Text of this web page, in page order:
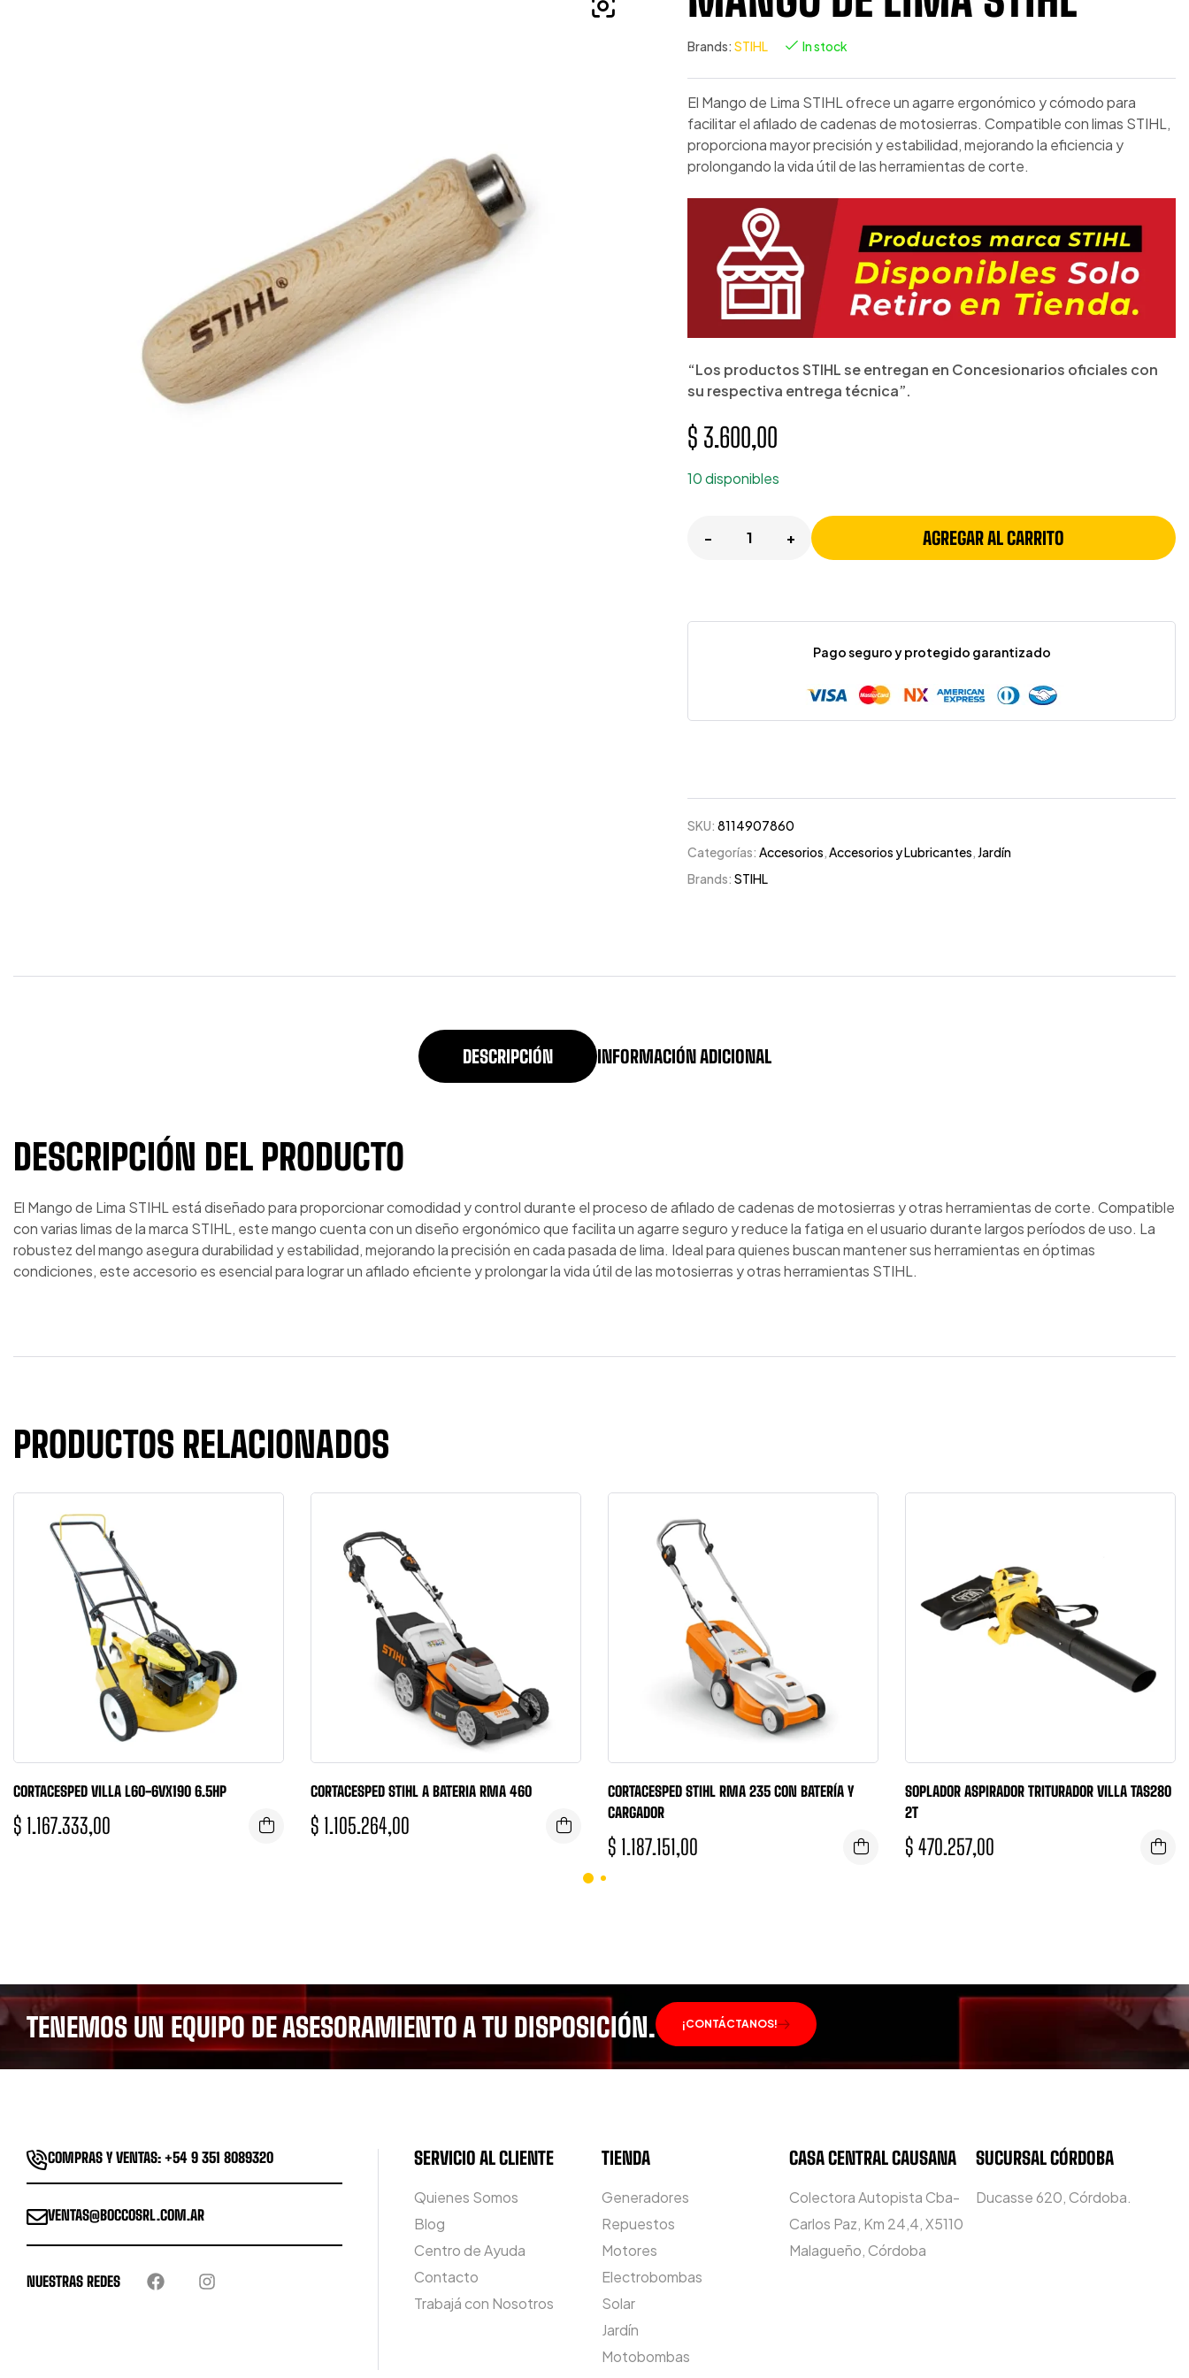
Brands:STIHL In stock
El Mango de Lima STIHL ofrece un agarre ergonómico y cómodo para
facilitar el afilado de cadenas de motosierras. Compatible con limas STIHL,
proporciona mayor precisión y estabilidad, mejorando la eficiencia y
prolongando la vida útil de las herramientas de corte.
“Los productos STIHL se entregan en Concesionarios oficiales con
su respectiva entrega técnica”.
$ 3.600,00
10 disponibles
- + AGREGAR AL CARRITO
Pago seguro y protegido garantizado
SKU:8114907860
Categorías:Accesorios,Accesorios y Lubricantes, Jardín
Brands:STIHL
DESCRIPCIÓN INFORMACIÓN ADICIONAL
DESCRIPCIÓN DEL PRODUCTO
El Mango de Lima STIHL está diseñado para proporcionar comodidad y control durante el proceso de afilado de cadenas de motosierras y otras herramientas de corte. Compatible
con varias limas de la marca STIHL, este mango cuenta con un diseño ergonómico que facilita un agarre seguro y reduce la fatiga en el usuario durante largos períodos de uso. La
robustez del mango asegura durabilidad y estabilidad, mejorando la precisión en cada pasada de lima. Ideal para quienes buscan mantener sus herramientas en óptimas
condiciones, este accesorio es esencial para lograr un afilado eficiente y prolongar la vida útil de las motosierras y otras herramientas STIHL.
PRODUCTOS RELACIONADOS
CORTACESPED VILLA L60-6VX190 6.5HP
$ 1.167.333,00
CORTACESPED STIHL A BATERIA RMA 460
$ 1.105.264,00
CORTACESPED STIHL RMA 235 CON BATERÍA Y
CARGADOR
$ 1.187.151,00
SOPLADOR ASPIRADOR TRITURADOR VILLA TAS280
2T
$ 470.257,00
TENEMOS UN EQUIPO DE ASESORAMIENTO A TU DISPOSICIÓN. ¡CONTÁCTANOS!
COMPRAS Y VENTAS: +54 9 351 8089320
VENTAS@BOCCOSRL.COM.AR
NUESTRAS REDES
SERVICIO AL CLIENTE
Quienes Somos
Blog
Centro de Ayuda
Contacto
Trabajá con Nosotros
TIENDA
Generadores
Repuestos
Motores
Electrobombas
Solar
Jardín
Motobombas
CASA CENTRAL CAUSANA
Colectora Autopista Cba-
Carlos Paz, Km 24,4, X5110
Malagueño, Córdoba
SUCURSAL CÓRDOBA
Ducasse 620, Córdoba.